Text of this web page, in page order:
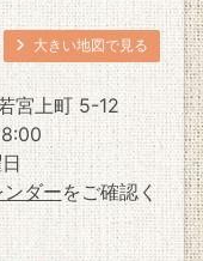
大きい地図で見る
宮上町 5-12
ンダーをご確認く